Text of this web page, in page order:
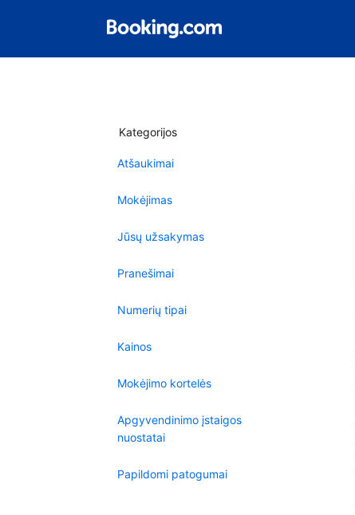
Kategorijos
Atšaukimai
Mokėjimas
Jūsų užsakymas
Pranešimai
Numerių tipai
Kainos
Mokėjimo kortelės
Apgyvendinimo įstaigos
nuostatai
Papildomi patogumai